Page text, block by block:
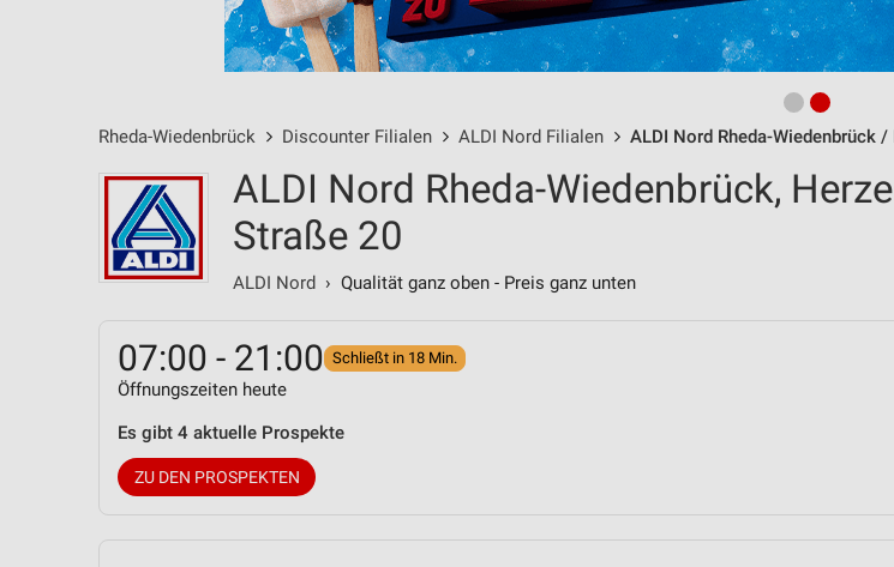
Rheda-Wiedenbrück Discounter Filialen ALDI Nord Filialen ALDI Nord Rheda-Wiedenbrück
ALDI Nord Rheda-Wiedenbrück,
Straße 20
ALDI Nord › Qualität ganz oben - Preis ganz unten
07:00 - 21:00 Schließt in 18 Min.
Öffnungszeiten heute
Es gibt 4 aktuelle Prospekte
ZU DEN PROSPEKTEN